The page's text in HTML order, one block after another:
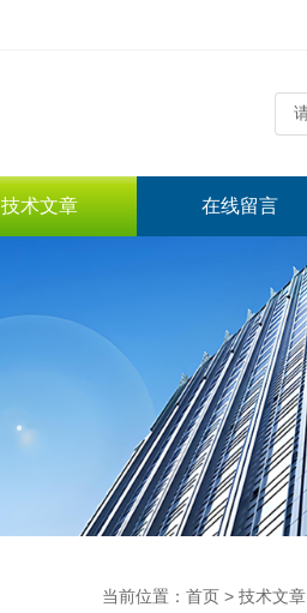
技术文章 在线留言
当前位置： 首页 > 技术文章